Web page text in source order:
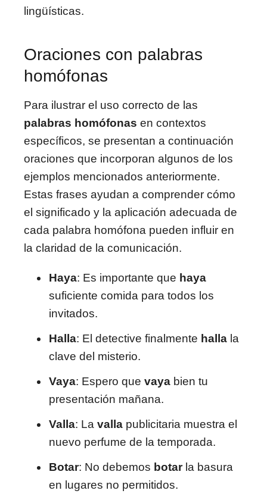
lingüísticas.
Oraciones con palabras
homófonas
Para ilustrar el uso correcto de las
palabras homófonas en contextos
específicos, se presentan a continuación
oraciones que incorporan algunos de los
ejemplos mencionados anteriormente.
Estas frases ayudan a comprender cómo
el significado y la aplicación adecuada de
cada palabra homófona pueden influir en
la claridad de la comunicación.
Haya: Es importante que haya
suficiente comida para todos los
invitados.
Halla: El detective finalmente halla la
clave del misterio.
Vaya: Espero que vaya bien tu
presentación mañana.
Valla: La valla publicitaria muestra el
nuevo perfume de la temporada.
Botar: No debemos botarla basura
en lugares no permitidos.